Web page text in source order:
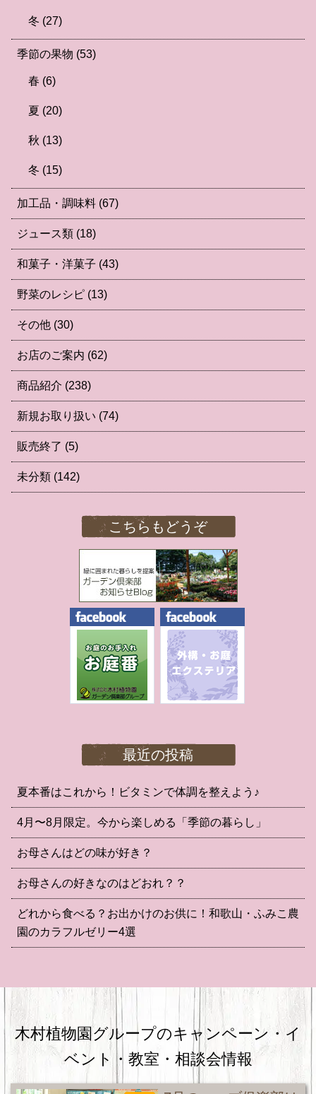
冬 (27)
季節の果物 (53)
春 (6)
夏 (20)
秋 (13)
冬 (15)
加工品・調味料 (67)
ジュース類 (18)
和菓子・洋菓子 (43)
野菜のレシピ (13)
その他 (30)
お店のご案内 (62)
商品紹介 (238)
新規お取り扱い (74)
販売終了 (5)
未分類 (142)
こちらもどうぞ
最近の投稿
夏本番はこれから！ビタミンで体調を整えよう♪
4月〜8月限定。今から楽しめる「季節の暮らし」
お母さんはどの味が好き？
お母さんの好きなのはどおれ？？
どれから食べる？お出かけのお供に！和歌山・ふみこ農
園のカラフルゼリー4選
木村植物園グループのキャンペーン・イ
ベント・教室・相談会情報